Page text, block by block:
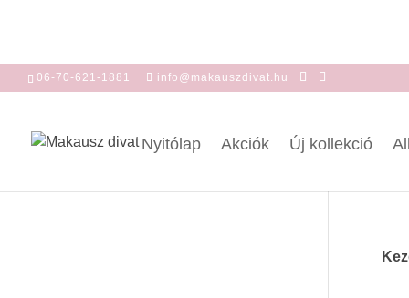
06-70-621-1881 info@makauszdivat.hu
Nyitólap Akciók Új kollekció